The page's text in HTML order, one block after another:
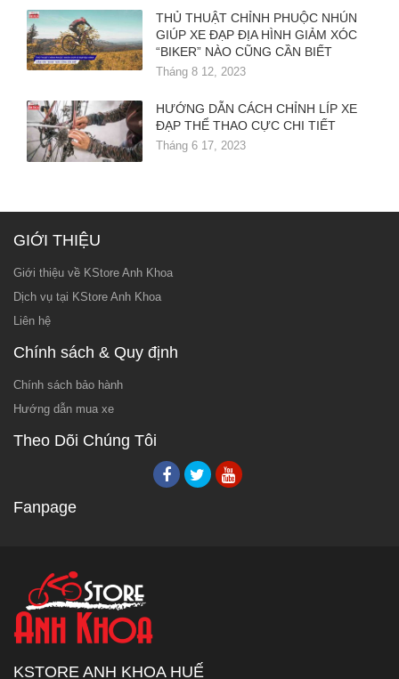
THỦ THUẬT CHỈNH PHUỘC NHÚN
GIÚP XE ĐẠP ĐỊA HÌNH GIẢM XÓC
“BIKER” NÀO CŨNG CẦN BIẾT
Tháng 8 12, 2023
HƯỚNG DẪN CÁCH CHỈNH LÍP XE
ĐẠP THỂ THAO CỰC CHI TIẾT
Tháng 6 17, 2023
GIỚI THIỆU
Giới thiệu về KStore Anh Khoa
Dịch vụ tại KStore Anh Khoa
Liên hệ
Chính sách & Quy định
Chính sách bảo hành
Hướng dẫn mua xe
Theo Dõi Chúng Tôi
Fanpage
KSTORE ANH KHOA HUẾ